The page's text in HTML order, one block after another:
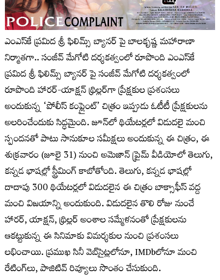
ఎంఎస్‌కే ప్రమిద శ్రీ ఫిలిమ్స్ బ్యానర్ పై బాలకృష్ణ మహారాణా
నిర్మాతగా.. సంజీవ్ మేగోటి దర్శకత్వంలో రూపొంది ఎంఎస్‌కే
ప్రమిద శ్రీ ఫిలిమ్స్ బ్యానర్ పై సంజీవ్ మేగోటి దర్శకత్వంలో
రూపొంది హారర్-యాక్షన్ థ్రిల్లర్‌గా ప్రేక్షకుల ప్రశంసలు
అందుకున్న ‘పోలీస్ కంప్లైంట్’ చిత్రం ఇప్పుడు ఓటీటీ ప్రేక్షకులను
అలరించేందుకు సిద్ధమైంది. జూన్‌లో థియేటర్లలో విడుదలై మంచి
స్పందనతో పాటు సానుకూల సమీక్షలు అందుకున్న ఈ చిత్రం, ఈ
శుక్ర‌వారం (జూలై 31) నుంచి అమెజాన్ ప్రైమ్ వీడియోలో తెలుగు,
కన్నడ భాషల్లో స్ట్రీమింగ్ కాబోతోంది. తెలుగు, కన్నడ భాష‌ల్లో
దాదాపు 300 థియేటర్లలో విడుదలైన ఈ చిత్రం బాక్సాఫీస్ వద్ద
మంచి విజయాన్ని అందుకుంది. విడుదలైన తొలి రోజు నుంచే
హారర్, యాక్షన్, థ్రిల్లర్ అంశాల సమ్మేళనంతో ప్రేక్షకులను
ఆకట్టుకున్న ఈ సినిమాకు విమర్శకుల నుంచి ప్రశంసలు
లభించాయి. ప్రముఖ సినీ వెబ్‌సైట్లలోనూ, IMDbలోనూ మంచి
రేటింగ్‌లు, పాజిటివ్ రివ్యూలు సొంతం చేసుకుంది.